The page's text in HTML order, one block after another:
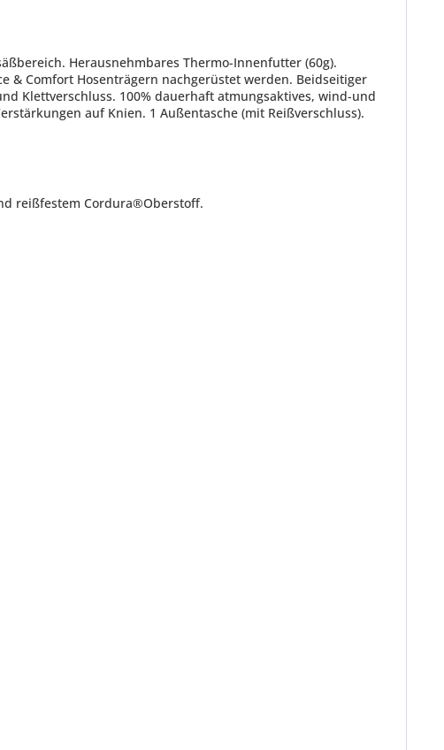
Herausnehmbares Thermo-Innenfutter (60g).
& Comfort Hosenträgern nachgerüstet werden. Beidseitiger
Klettverschluss. 100% dauerhaft atmungsaktives, wind-und
auf Knien. 1 Außentasche (mit Reißverschluss).
reißfestem Cordura®Oberstoff.